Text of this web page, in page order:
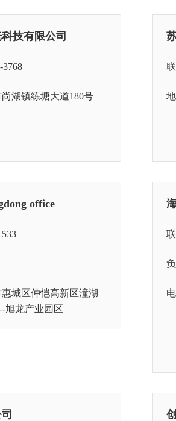
技有限公司
3768
湖镇练塘大道180号
office
城区仲恺高新区潼湖
旭龙产业园区